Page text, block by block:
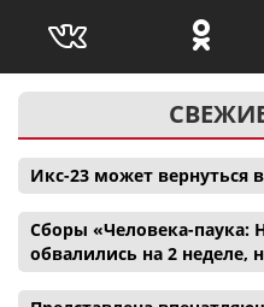
Икс-23 может вернуться
Сборы «Человека-паука:
обвалились на 2 неделе,